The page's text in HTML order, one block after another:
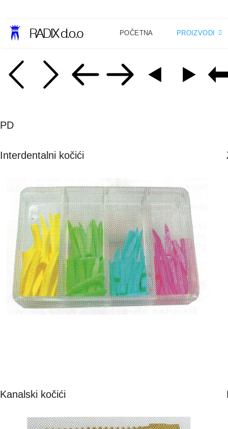
POČETNA PROIZVODI
PD
Interdentalni kočići
Kanalski kočići